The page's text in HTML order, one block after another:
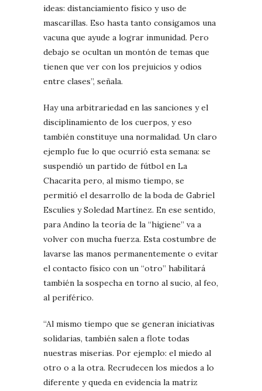
ideas: distanciamiento físico y uso de
mascarillas. Eso hasta tanto consigamos una
vacuna que ayude a lograr inmunidad. Pero
debajo se ocultan un montón de temas que
tienen que ver con los prejuicios y odios
entre clases”, señala.
Hay una arbitrariedad en las sanciones y el
disciplinamiento de los cuerpos, y eso
también constituye una normalidad. Un claro
ejemplo fue lo que ocurrió esta semana: se
suspendió un partido de fútbol en La
Chacarita pero, al mismo tiempo, se
permitió el desarrollo de la boda de Gabriel
Esculies y Soledad Martínez. En ese sentido,
para Andino la teoría de la “higiene” va a
volver con mucha fuerza. Esta costumbre de
lavarse las manos permanentemente o evitar
el contacto físico con un “otro” habilitará
también la sospecha en torno al sucio, al feo,
al periférico.
“Al mismo tiempo que se generan iniciativas
solidarias, también salen a flote todas
nuestras miserias. Por ejemplo: el miedo al
otro o a la otra. Recrudecen los miedos a lo
diferente y queda en evidencia la matriz